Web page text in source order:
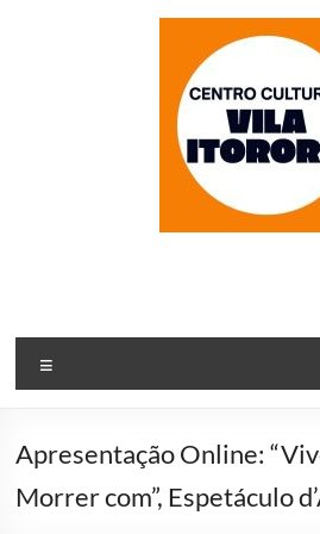
Municipal
de
Apresentação Online:
Morrer com”, Espetáculo